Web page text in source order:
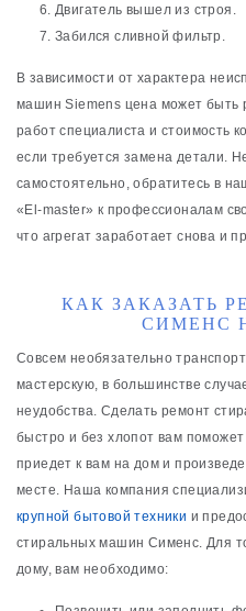
Двигатель вышел из строя.
Забился сливной фильтр.
В зависимости от характера
машин Siemens цена может быть
работ специалиста и стоимость
если требуется замена детали.
самостоятельно, обратитесь в
«El-master» к профессионалам
что агрегат заработает снова и
КАК ЗАКАЗАТЬ
СИМЕНС
Совсем необязательно
мастерскую, в большинстве
неудобства. Сделать ремонт
быстро и без хлопот вам
приедет к вам на дом и
месте. Наша компания
крупной бытовой техники и
стиральных машин Сименс. Для
дому, вам необходимо: